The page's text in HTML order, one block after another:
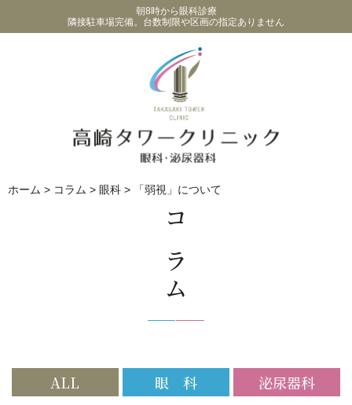
朝8時から眼科診療
隣接駐車場完備。台数制限や区画の指定ありません
ホーム > コラム > 眼科 > 「弱視」について
コラム
ALL 眼 科 泌尿器科